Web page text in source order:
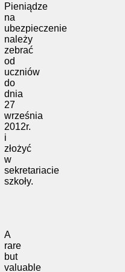
Pieniądze
na
ubezpieczenie
należy
zebrać
od
uczniów
do
dnia
27
września
2012r.
i
złożyć
w
sekretariacie
szkoły.
A
rare
but
valuable